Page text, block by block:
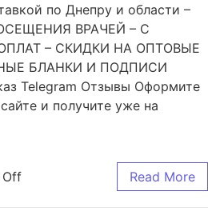
по Днепру и области –
ВРАЧЕЙ – С
– СКИДКИ НА ОПТОВЫЕ
БЛАНКИ И ПОДПИСИ
Telegram Отзывы Оформите
и получите уже на
Off Read More